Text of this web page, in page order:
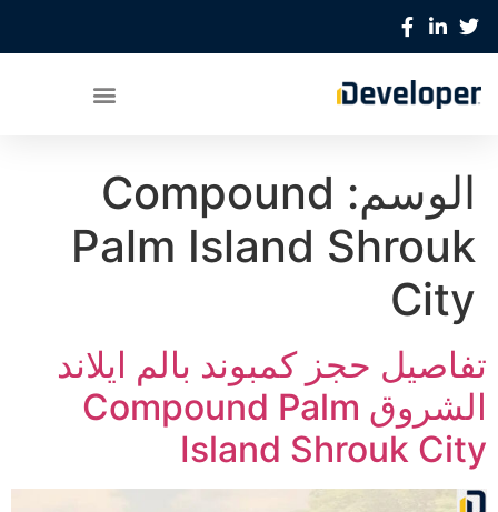
الوسم: Compound
Palm Island Shrouk
City
تفاصيل حجز كمبوند بالم ايلاند
الشروق Compound Palm
Island Shrouk City